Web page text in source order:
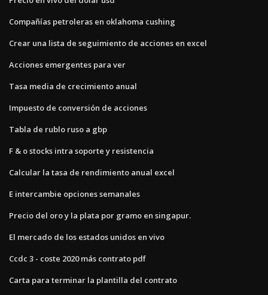
Compañías petroleras en oklahoma cushing
Crear una lista de seguimiento de acciones en excel
Acciones emergentes para ver
Tasa media de crecimiento anual
Impuesto de conversión de acciones
Tabla de rublo ruso a gbp
F & o stocks intra soporte y resistencia
Calcular la tasa de rendimiento anual excel
E intercambie opciones semanales
Precio del oro y la plata por gramo en singapur.
El mercado de los estados unidos en vivo
Ccdc 3 - coste 2020 más contrato pdf
Carta para terminar la plantilla del contrato